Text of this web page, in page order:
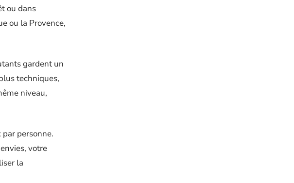
ou dans
ou la Provence,
gardent un
techniques,
niveau,
personne.
votre
la